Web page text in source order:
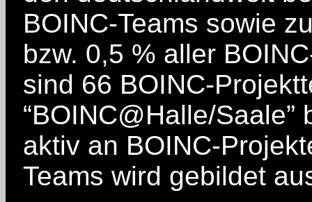
BOINC-Teams sowie
bzw. 0,5 % aller
sind 66 BOINC-
“BOINC@Halle/
aktiv an BOINC-
Teams wird gebildet